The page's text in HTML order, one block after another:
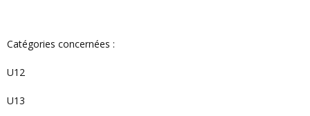
Catégories concernées :
U12
U13